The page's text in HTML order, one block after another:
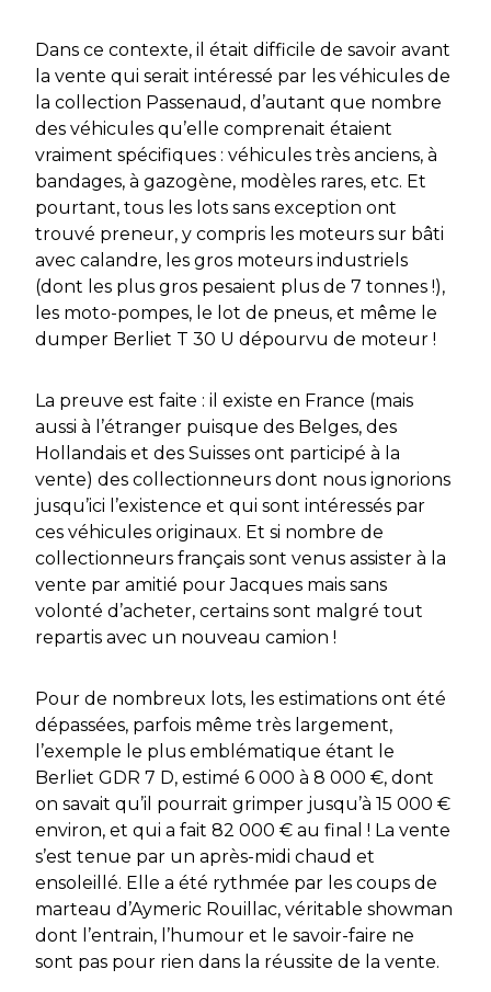
Dans ce contexte, il était difficile de savoir avant
la vente qui serait intéressé par les véhicules de
la collection Passenaud, d’autant que nombre
des véhicules qu’elle comprenait étaient
vraiment spécifiques : véhicules très anciens, à
bandages, à gazogène, modèles rares, etc. Et
pourtant, tous les lots sans exception ont
trouvé preneur, y compris les moteurs sur bâti
avec calandre, les gros moteurs industriels
(dont les plus gros pesaient plus de 7 tonnes !),
les moto-pompes, le lot de pneus, et même le
dumper Berliet T 30 U dépourvu de moteur !
La preuve est faite : il existe en France (mais
aussi à l’étranger puisque des Belges, des
Hollandais et des Suisses ont participé à la
vente) des collectionneurs dont nous ignorions
jusqu’ici l’existence et qui sont intéressés par
ces véhicules originaux. Et si nombre de
collectionneurs français sont venus assister à la
vente par amitié pour Jacques mais sans
volonté d’acheter, certains sont malgré tout
repartis avec un nouveau camion !
Pour de nombreux lots, les estimations ont été
dépassées, parfois même très largement,
l’exemple le plus emblématique étant le
Berliet GDR 7 D, estimé 6 000 à 8 000 €, dont
on savait qu’il pourrait grimper jusqu’à 15 000 €
environ, et qui a fait 82 000 € au final ! La vente
s’est tenue par un après-midi chaud et
ensoleillé. Elle a été rythmée par les coups de
marteau d’Aymeric Rouillac, véritable showman
dont l’entrain, l’humour et le savoir-faire ne
sont pas pour rien dans la réussite de la vente.